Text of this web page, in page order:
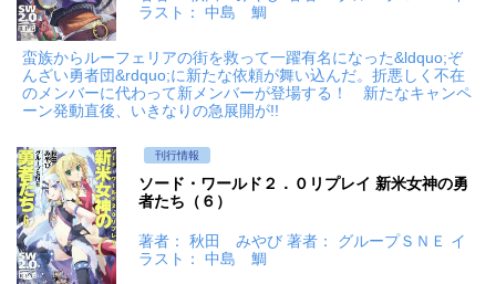
ラスト： 中島 鯛
蛮族からルーフェリアの街を救って一躍有名になった&ldquo;ぞ
んざい勇者団&rdquo;に新たな依頼が舞い込んだ。折悪しく不在
のメンバーに代わって新メンバーが登場する！ 新たなキャンペ
ーン発動直後、いきなりの急展開が!!
刊行情報
ソード・ワールド２．０リプレイ 新米女神の勇
者たち（６）
著者： 秋田 みやび 著者： グループＳＮＥ イ
ラスト： 中島 鯛